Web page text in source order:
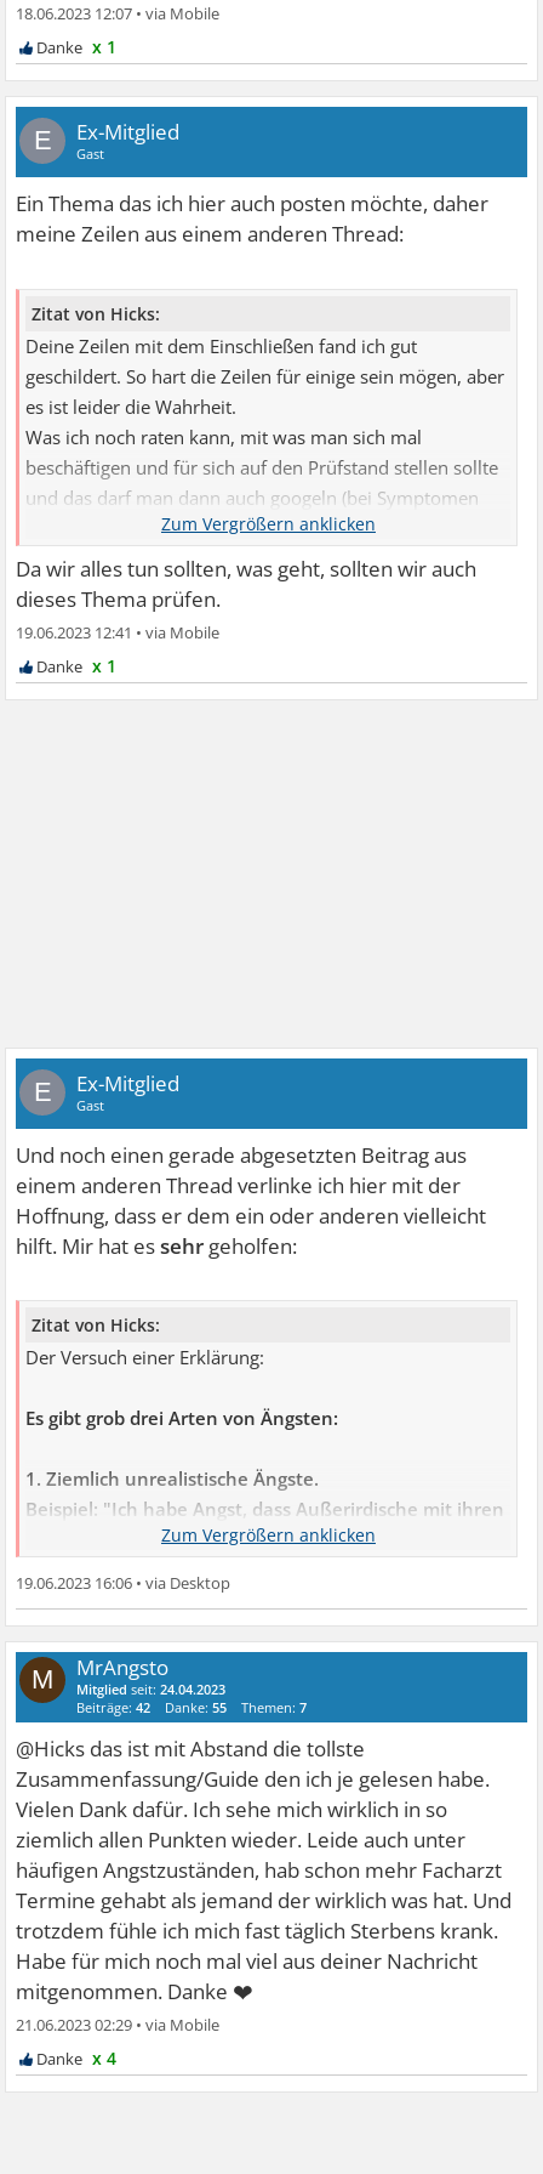
18.06.2023 12:07 •
x 1
E Ex-Mitglied
Gast
Ein Thema das ich hier auch posten möchte, daher
meine Zeilen aus einem anderen Thread:
Zitat von Hicks:
Deine Zeilen mit dem Einschließen fand ich gut
geschildert. So hart die Zeilen für einige sein mögen, aber
es ist leider die Wahrheit.
Was ich noch raten kann, mit was man sich mal
beschäftigen und für sich auf den Prüfstand stellen sollte
und das darf man dann auch googeln (bei Symptomen
bin ich da wie bekannt anderer Meinung):
SEKUNDÄRER KRANKHEITSGEWINN
Auch hier könnte sich der ein oder andere darin finden.
Gute Therapeuten klappern das Thema auch ab, aber
weh tun kann und viele Betroffene es nicht zugeben
Da wir alles tun sollten, was geht, sollten wir auch
dieses Thema prüfen.
19.06.2023 12:41 •
x 1
E Ex-Mitglied
Gast
Und noch einen gerade abgesetzten Beitrag aus
einem anderen Thread verlinke ich hier mit der
Hoffnung, dass er dem ein oder anderen vielleicht
hilft. Mir hat essehr geholfen:
Zitat von Hicks:
Der Versuch einer Erklärung:
Es gibt grob drei Arten von Ängsten:
1. Ziemlich unrealistische Ängste.
Beispiel: "Ich habe Angst, dass Außerirdische mit ihren
Raumschiffen kommen, mich entführen oder die
ganze Erde vernichten!"
2. Neutrale, realistische Ängste, deren
Eintrittswahrscheinlichkeit möglich ist, aber eben
gering bis extrem gering ist.
Beispiele könnte ich hier zuhauf nennen, denn damit
ist unser Forum hier hauptsächlich voll.
Es sind die üblichen, seltenen Krankheiten, Angst vor
Arbeitslosigkeit, Angst vor Einsamkeit und und und...,
aber...SEHR WICHTIG(!)....ohne konkreten Anlass. Dies
bedeutet, dass es keine eindeutigen und bewiesenen
Hinweise gibt, welche das eintretende Angstereignis
mit hoher Wahrscheinlichkeit erwarten lassen.
3. Sehr realistische und sozusagen "berechtigte"
Ängste
Beispiel: Die Mutter leidet an Krebs im Endstadium.
Man hat Angst, dass sie bald stirbt.
19.06.2023 16:06 •
M MrAngsto
Mitglied seit:24.04.2023
Beiträge:42 Danke:55 Themen:7
@Hicks das ist mit Abstand die tollste
Zusammenfassung/Guide den ich je gelesen habe.
Vielen Dank dafür. Ich sehe mich wirklich in so
ziemlich allen Punkten wieder. Leide auch unter
häufigen Angstzuständen, hab schon mehr Facharzt
Termine gehabt als jemand der wirklich was hat. Und
trotzdem fühle ich mich fast täglich Sterbens krank.
Habe für mich noch mal viel aus deiner Nachricht
mitgenommen. Danke ❤
21.06.2023 02:29 •
x 4